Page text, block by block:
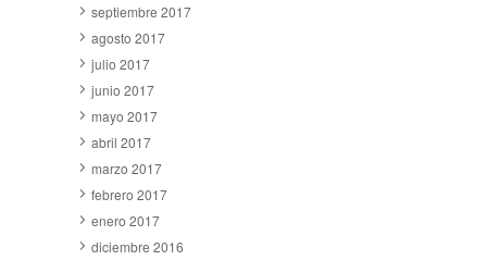
septiembre 2017
agosto 2017
julio 2017
junio 2017
mayo 2017
abril 2017
marzo 2017
febrero 2017
enero 2017
diciembre 2016